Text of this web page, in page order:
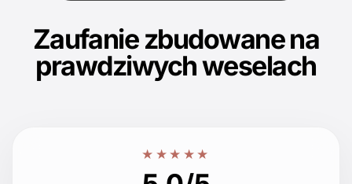
Zaufanie zbudowane na
prawdziwych weselach
★★★★★